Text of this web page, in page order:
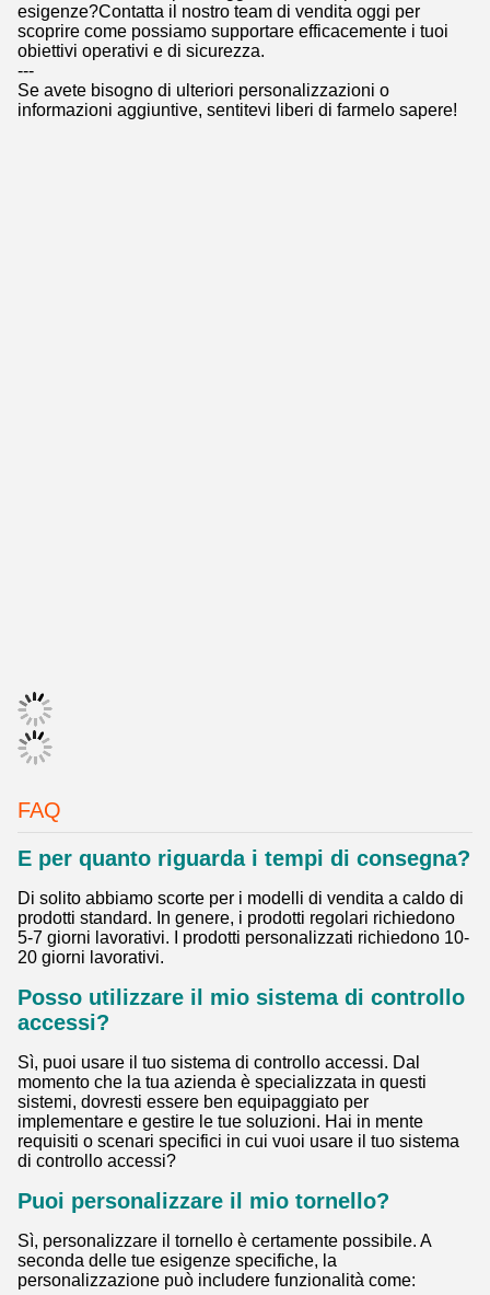
esigenze?Contatta il nostro team di vendita oggi per
scoprire come possiamo supportare efficacemente i tuoi
obiettivi operativi e di sicurezza.
---
Se avete bisogno di ulteriori personalizzazioni o
informazioni aggiuntive, sentitevi liberi di farmelo sapere!
9:42 AM
Good day, what product are you looking for?